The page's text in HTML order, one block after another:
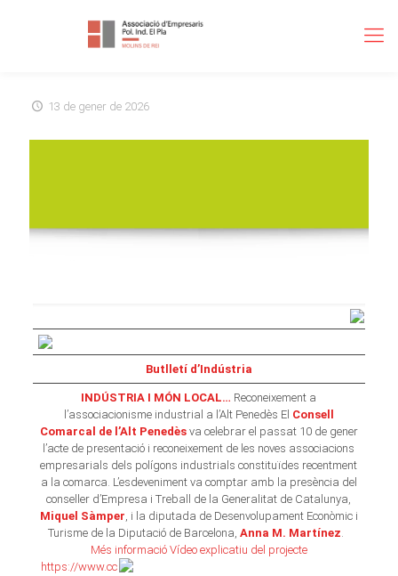
13 de gener de 2026
Butlletí d’Indústria
INDÚSTRIA I MÓN LOCAL… Reconeixement a
l’associacionisme industrial a l’Alt Penedès El Consell
Comarcal de l’Alt Penedèsva celebrar el passat 10 de gener
l’acte de presentació i reconeixement de les noves associacions
empresarials dels polígons industrials constituïdes recentment
a la comarca. L’esdeveniment va comptar amb la presència del
conseller d’Empresa i Treball de la Generalitat de Catalunya,
Miquel Sàmper, i la diputada de Desenvolupament Econòmic i
Turisme de la Diputació de Barcelona,Anna M. Martínez.
Més informació Vídeo explicatiu del projecte
https://www.cc